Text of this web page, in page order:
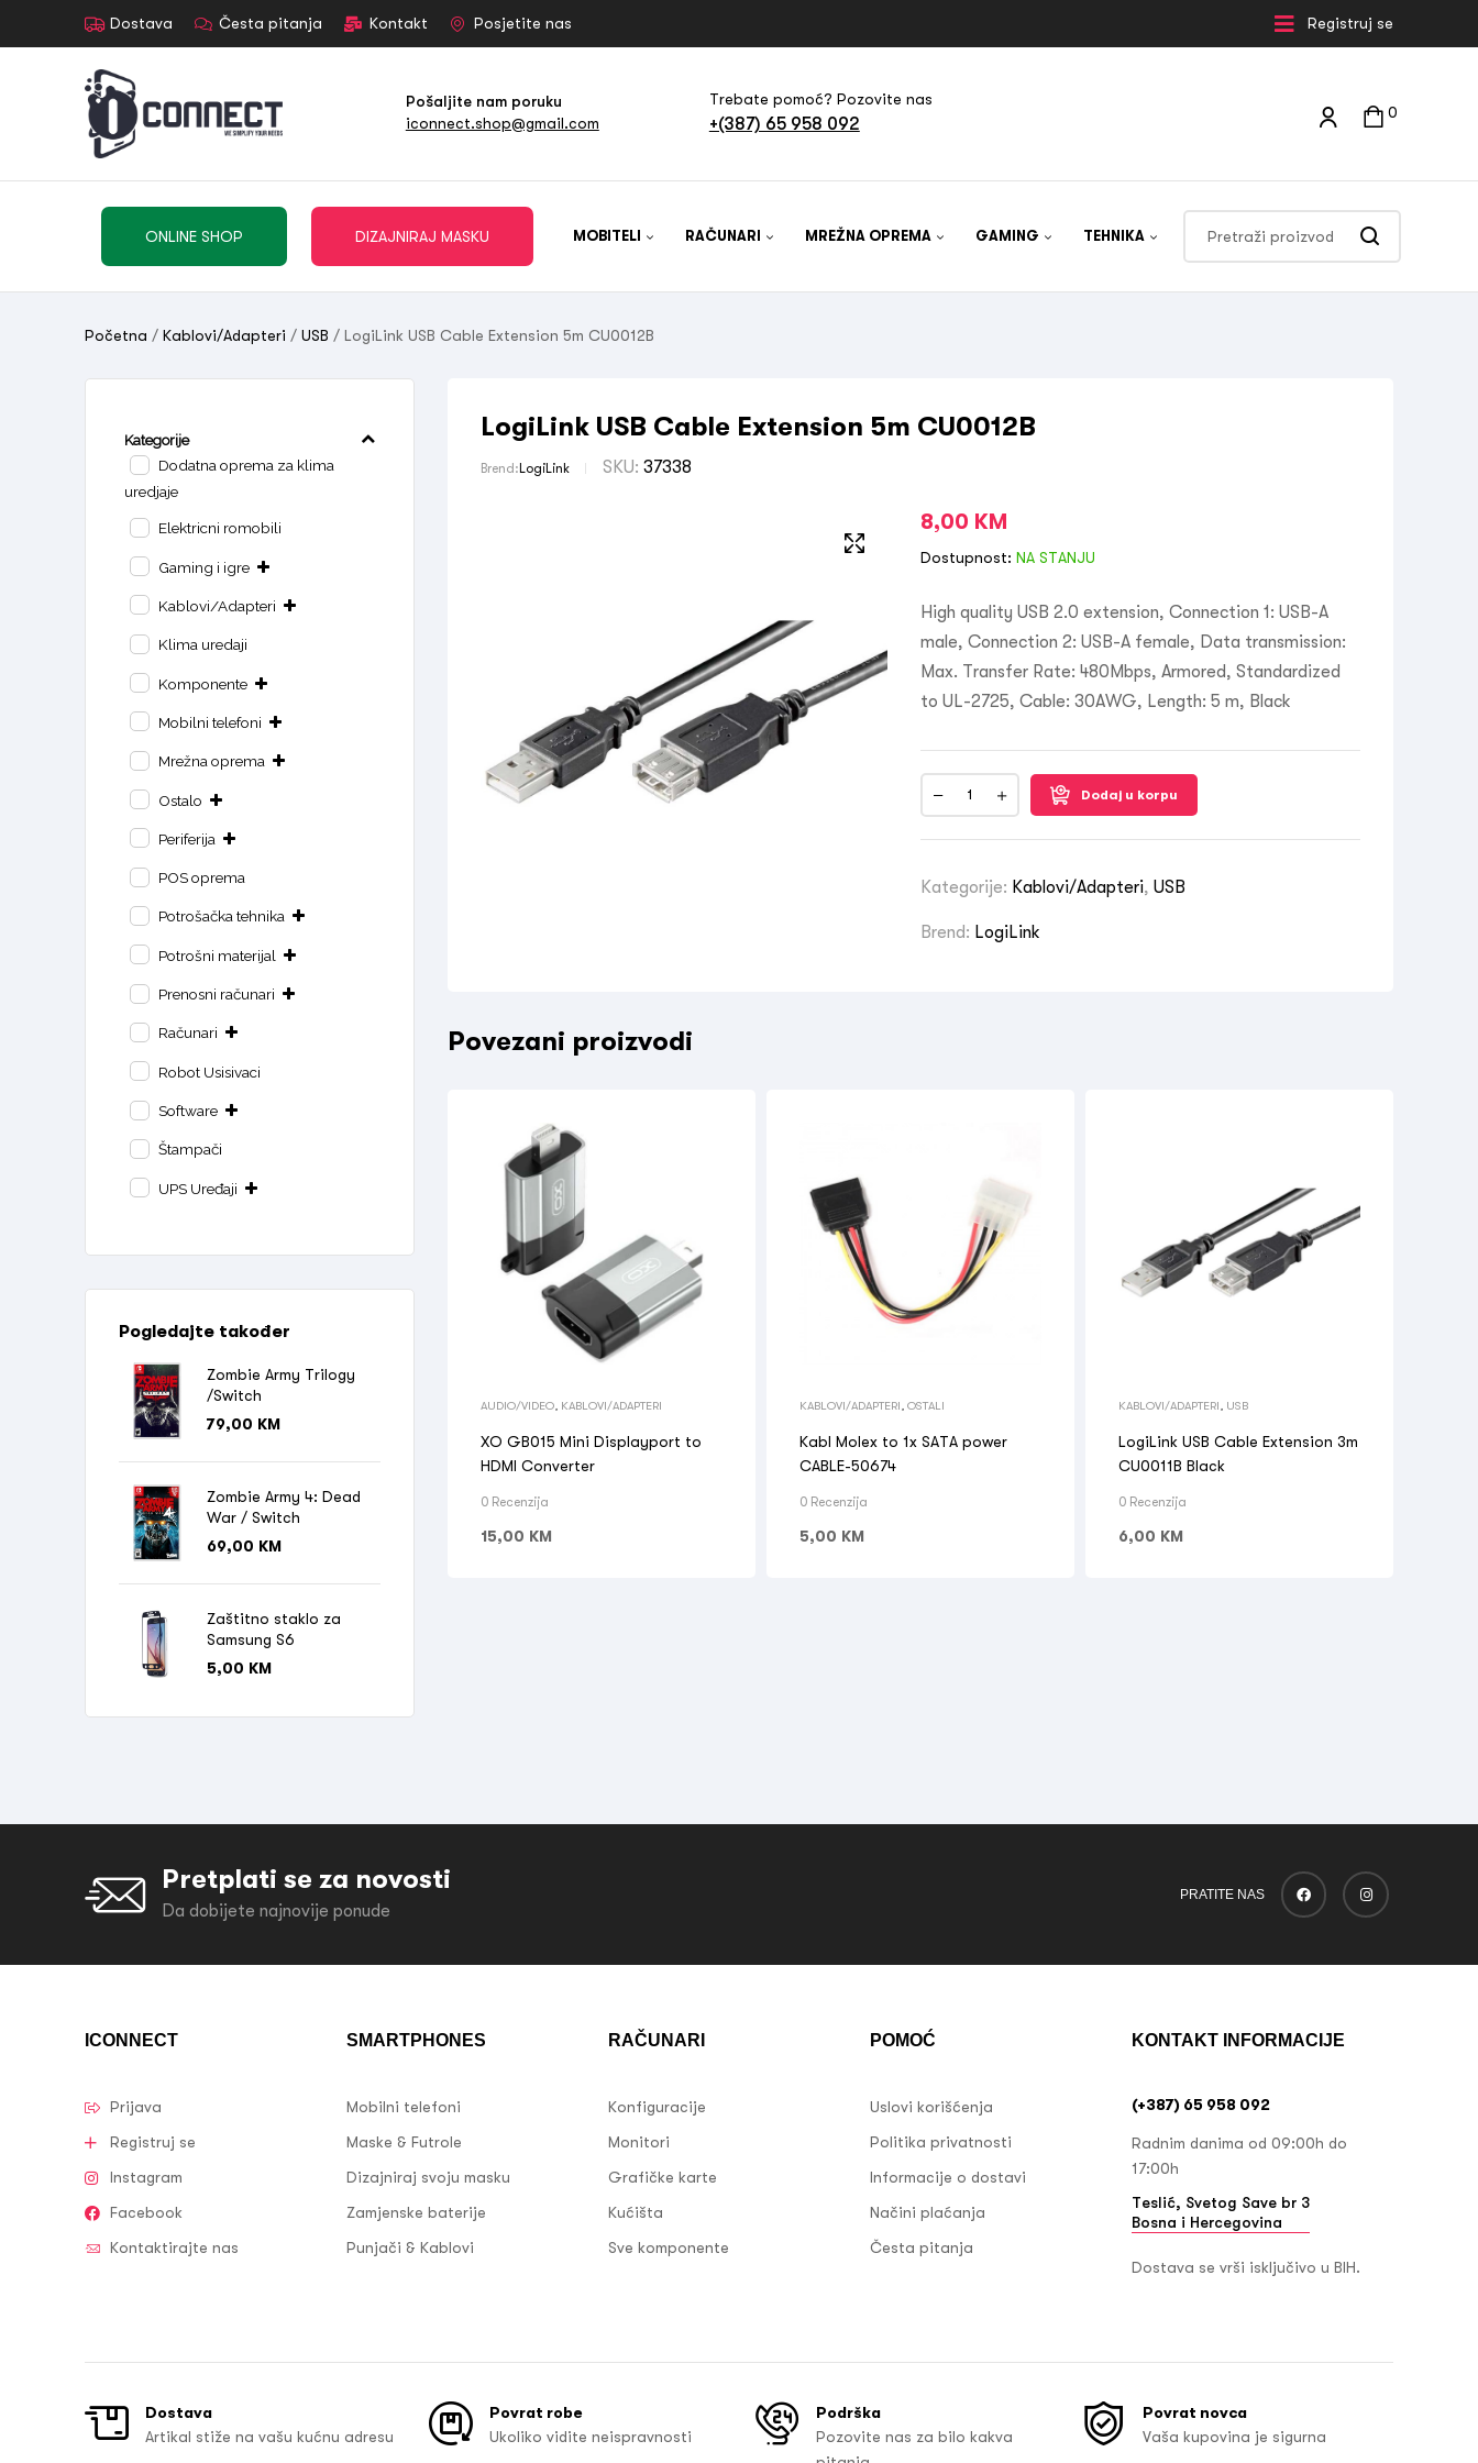
Dostava Česta pitanja Kontakt Posjetite nas Registruj se
Pošaljite nam poruku
iconnect.shop@gmail.com
Trebate pomoć? Pozovite nas
+(387) 65 958 092
0
ONLINE SHOP DIZAJNIRAJ MASKU MOBITELI RAČUNARI MREŽNA OPREMA GAMING TEHNIKA
Početna / Kablovi/Adapteri / USB / LogiLink USB Cable Extension 5m CU0012B
LogiLink USB Cable Extension 5m CU0012B
Brend: LogiLink SKU: 37338
8,00 KM
Dostupnost: NA STANJU
High quality USB 2.0 extension, Connection 1: USB-A
male, Connection 2: USB-A female, Data transmission:
Max. Transfer Rate: 480Mbps, Armored, Standardized
to UL-2725, Cable: 30AWG, Length: 5 m, Black
Dodaj u korpu
Kategorije: Kablovi/Adapteri, USB
Brend: LogiLink
Povezani proizvodi
AUDIO/VIDEO KABLOVI/ADAPTERI
XO GB015 Mini Displayport to
HDMI Converter
0 Recenzija
15,00 KM
KABLOVI/ADAPTERI OSTALI
Kabl Molex to 1x SATA power
CABLE-50674
0 Recenzija
5,00 KM
KABLOVI/ADAPTERI USB
LogiLink USB Cable Extension 3m
CU0011B Black
0 Recenzija
6,00 KM
Kategorije
Dodatna oprema za klima
uredjaje
Elektricni romobili
Gaming i igre
Kablovi/Adapteri
Klima uredaji
Komponente
Mobilni telefoni
Mrežna oprema
Ostalo
Periferija
POS oprema
Potrošačka tehnika
Potrošni materijal
Prenosni računari
Računari
Robot Usisivaci
Software
Štampači
UPS Uređaji
Pogledajte također
Zombie Army Trilogy
/Switch
79,00 KM
Zombie Army 4: Dead
War / Switch
69,00 KM
Zaštitno staklo za
Samsung S6
5,00 KM
Pretplati se za novosti
Da dobijete najnovije ponude
PRATITE NAS
ICONNECT
Prijava
Registruj se
Instagram
Facebook
Kontaktirajte nas
SMARTPHONES
Mobilni telefoni
Maske & Futrole
Dizajniraj svoju masku
Zamjenske baterije
Punjači & Kablovi
RAČUNARI
Konfiguracije
Monitori
Grafičke karte
Kućišta
Sve komponente
POMOĆ
Uslovi korišćenja
Politika privatnosti
Informacije o dostavi
Načini plaćanja
Česta pitanja
KONTAKT INFORMACIJE
(+387) 65 958 092
Radnim danima od 09:00h do
17:00h
Teslić, Svetog Save br 3
Bosna i Hercegovina
Dostava se vrši isključivo u BIH.
Dostava
Artikal stiže na vašu kućnu adresu
Povrat robe
Ukoliko vidite neispravnosti
Podrška
Pozovite nas za bilo kakva
Povrat novca
Vaša kupovina je sigurna